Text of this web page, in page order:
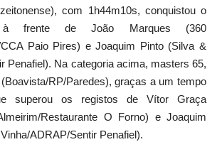
com 1h44m10s, conquistou o
à frente de João Marques (360
CCA Paio Pires) e Joaquim Pinto (Silva &
Penafiel). Na categoria acima, masters 65,
RP/Paredes), graças a um tempo
superou os registos de Vítor Graça
Restaurante O Forno) e Joaquim
ADRAP/Sentir Penafiel).